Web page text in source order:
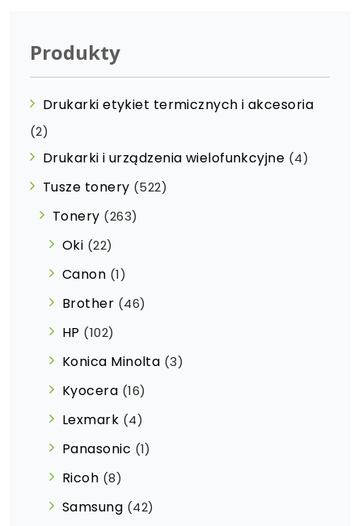
Produkty
Drukarki etykiet termicznych i akcesoria
(2)
Drukarki i urządzenia wielofunkcyjne (4)
Tusze tonery (522)
Tonery (263)
Oki (22)
Canon (1)
Brother (46)
HP (102)
Konica Minolta (3)
Kyocera (16)
Lexmark (4)
Panasonic (1)
Ricoh (8)
Samsung (42)